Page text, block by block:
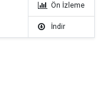
Ön İzleme
İndir